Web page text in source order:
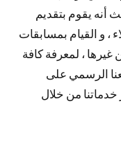
أنه يقوم بتقديم
و القيام بمسابقات
غيرها ، لمعرفة كافة
الرسمي على
من خلال